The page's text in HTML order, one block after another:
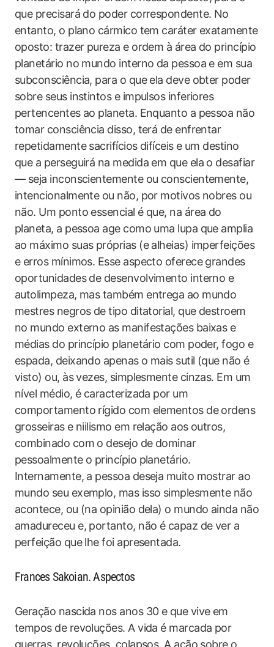
que precisará do poder correspondente. No
entanto, o plano cármico tem caráter exatamente
oposto: trazer pureza e ordem à área do princípio
planetário no mundo interno da pessoa e em sua
subconsciência, para o que ela deve obter poder
sobre seus instintos e impulsos inferiores
pertencentes ao planeta. Enquanto a pessoa não
tomar consciência disso, terá de enfrentar
repetidamente sacrifícios difíceis e um destino
que a perseguirá na medida em que ela o desafiar
— seja inconscientemente ou conscientemente,
intencionalmente ou não, por motivos nobres ou
não. Um ponto essencial é que, na área do
planeta, a pessoa age como uma lupa que amplia
ao máximo suas próprias (e alheias) imperfeições
e erros mínimos. Esse aspecto oferece grandes
oportunidades de desenvolvimento interno e
autolimpeza, mas também entrega ao mundo
mestres negros de tipo ditatorial, que destroem
no mundo externo as manifestações baixas e
médias do princípio planetário com poder, fogo e
espada, deixando apenas o mais sutil (que não é
visto) ou, às vezes, simplesmente cinzas. Em um
nível médio, é caracterizada por um
comportamento rígido com elementos de ordens
grosseiras e niilismo em relação aos outros,
combinado com o desejo de dominar
pessoalmente o princípio planetário.
Internamente, a pessoa deseja muito mostrar ao
mundo seu exemplo, mas isso simplesmente não
acontece, ou (na opinião dela) o mundo ainda não
amadureceu e, portanto, não é capaz de ver a
perfeição que lhe foi apresentada.
Frances Sakoian. Aspectos
Geração nascida nos anos 30 e que vive em
tempos de revoluções. A vida é marcada por
guerras, revoluções, colapsos. A ação sobre o